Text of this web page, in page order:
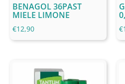
BENAGOL 36PAST
MIELE LIMONE
€12,90 €